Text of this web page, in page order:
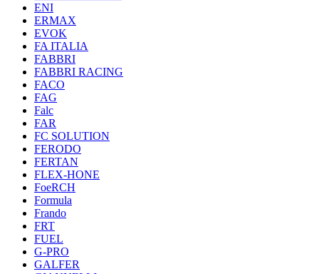
ENI
ERMAX
EVOK
FA ITALIA
FABBRI
FABBRI RACING
FACO
FAG
Falc
FAR
FC SOLUTION
FERODO
FERTAN
FLEX-HONE
FoeRCH
Formula
Frando
FRT
FUEL
G-PRO
GALFER